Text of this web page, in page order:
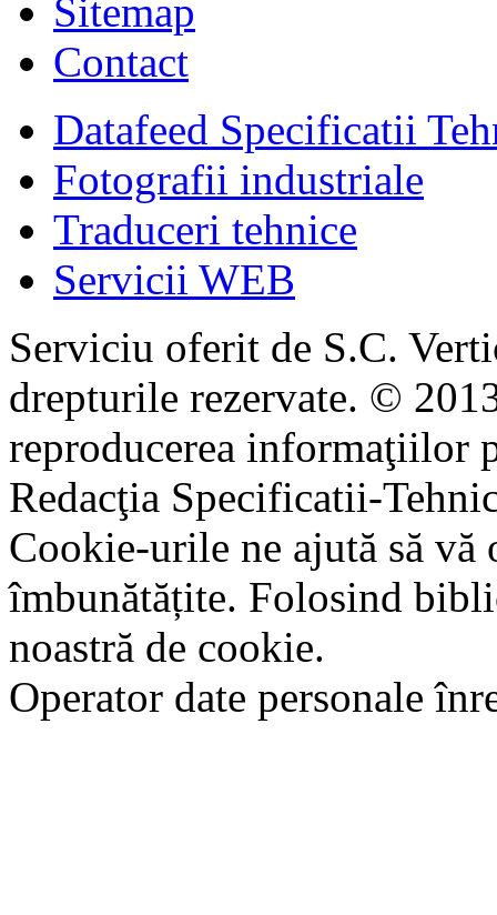
Sitemap
Contact
Datafeed Specificatii
Fotografii industriale
Traduceri tehnice
Servicii WEB
Serviciu oferit de S.C.
drepturile rezervate. ©
reproducerea informaţiilor
Redacţia Specificatii-
Cookie-urile ne ajută să
îmbunătățite. Folosind
noastră de cookie.
Operator date personale